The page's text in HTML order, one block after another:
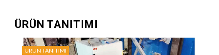
ÜRÜN TANITIMI
ÜRÜN TANITIMI